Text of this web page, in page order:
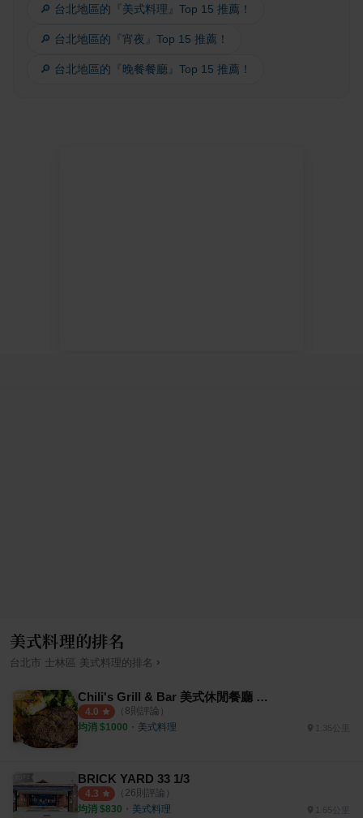
🔎 台北地區的『美式料理』Top 15 推薦！
🔎 台北地區的『宵夜』Top 15 推薦！
🔎 台北地區的『晚餐餐廳』Top 15 推薦！
美式料理的排名
台北市 士林區 美式料理的排名 ›
Chili's Grill & Bar 美式休閒餐廳 天母店
4.0 （ 8則評論）
均消 $1000 ・ 美式料理 1.35公里
BRICK YARD 33 1/3
4.3 （ 26則評論）
均消 $830 ・ 美式料理 1.65公里